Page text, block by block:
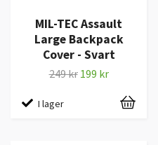
MIL-TEC Assault
Large Backpack
Cover - Svart
249 kr 199 kr
I lager